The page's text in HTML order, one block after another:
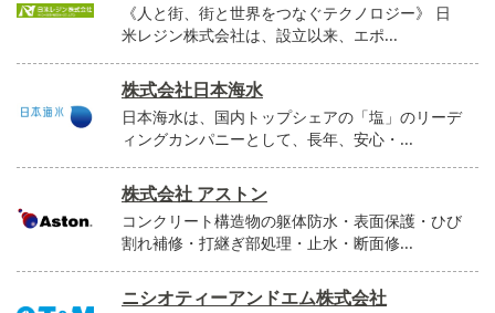
《人と街、街と世界をつなぐテクノロジー》 日
米レジン株式会社は、設立以来、エポ...
株式会社日本海水
日本海水は、国内トップシェアの「塩」のリーデ
ィングカンパニーとして、長年、安心・...
株式会社 アストン
コンクリート構造物の躯体防水・表面保護・ひび
割れ補修・打継ぎ部処理・止水・断面修...
ニシオティーアンドエム株式会社